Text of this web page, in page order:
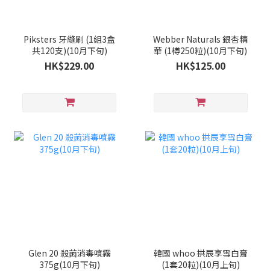
Piksters 牙縫刷 (1組3盒
共120支)(10月下旬)
HK$229.00
Webber Naturals 銀杏精
華 (1樽250粒)(10月下旬)
HK$125.00
Glen 20 殺菌消毒噴霧
375g(10月下旬)
韓國 whoo 拱辰享雪白膏
(1套20粒)(10月上旬)